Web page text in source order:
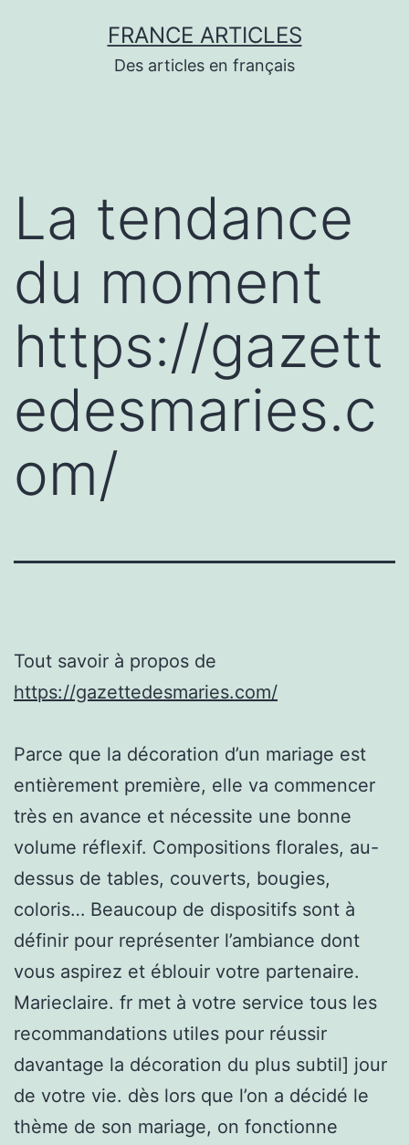
FRANCE ARTICLES
Des articles en français
La tendance
du moment
https://gazett
edesmaries.c
om/
Tout savoir à propos de
https://gazettedesmaries.com/
Parce que la décoration d’un mariage est
entièrement première, elle va commencer
très en avance et nécessite une bonne
volume réflexif. Compositions florales, au-
dessus de tables, couverts, bougies,
coloris… Beaucoup de dispositifs sont à
définir pour représenter l’ambiance dont
vous aspirez et éblouir votre partenaire.
Marieclaire. fr met à votre service tous les
recommandations utiles pour réussir
davantage la décoration du plus subtil] jour
de votre vie. dès lors que l’on a décidé le
thème de son mariage, on fonctionne